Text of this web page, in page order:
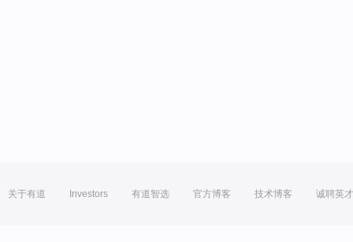
关于有道 Investors 有道智选 官方博客 技术博客 诚聘英才